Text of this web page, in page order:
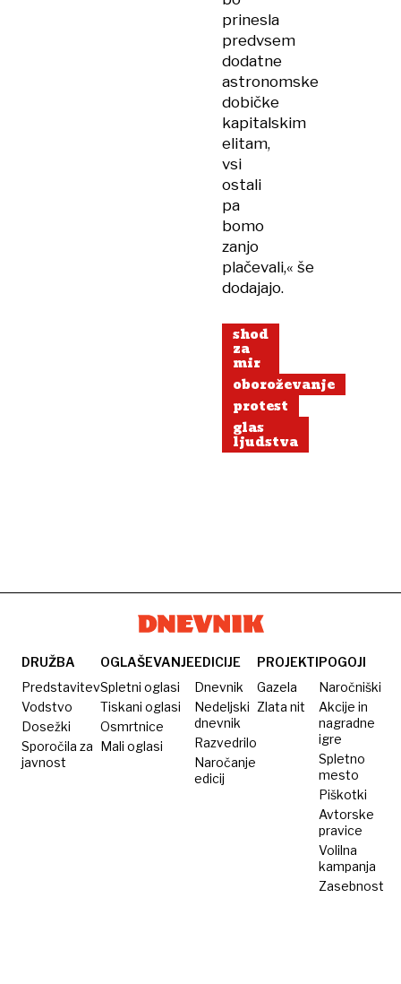
prinesla
predvsem
dodatne
astronomske
dobičke
kapitalskim
elitam,
vsi
ostali
pa
bomo
zanjo
plačevali,« še
dodajajo.
shod
za
mir
oboroževanje
protest
glas
ljudstva
DRUŽBA
Predstavitev
Vodstvo
Dosežki
Sporočila za
javnost
OGLAŠEVANJE
Spletni oglasi
Tiskani oglasi
Osmrtnice
Mali oglasi
EDICIJE
Dnevnik
Nedeljski
dnevnik
Razvedrilo
Naročanje
edicij
PROJEKTI
Gazela
Zlata nit
POGOJI
Naročniški
Akcije in
nagradne
igre
Spletno
mesto
Piškotki
Avtorske
pravice
Volilna
kampanja
Zasebnost